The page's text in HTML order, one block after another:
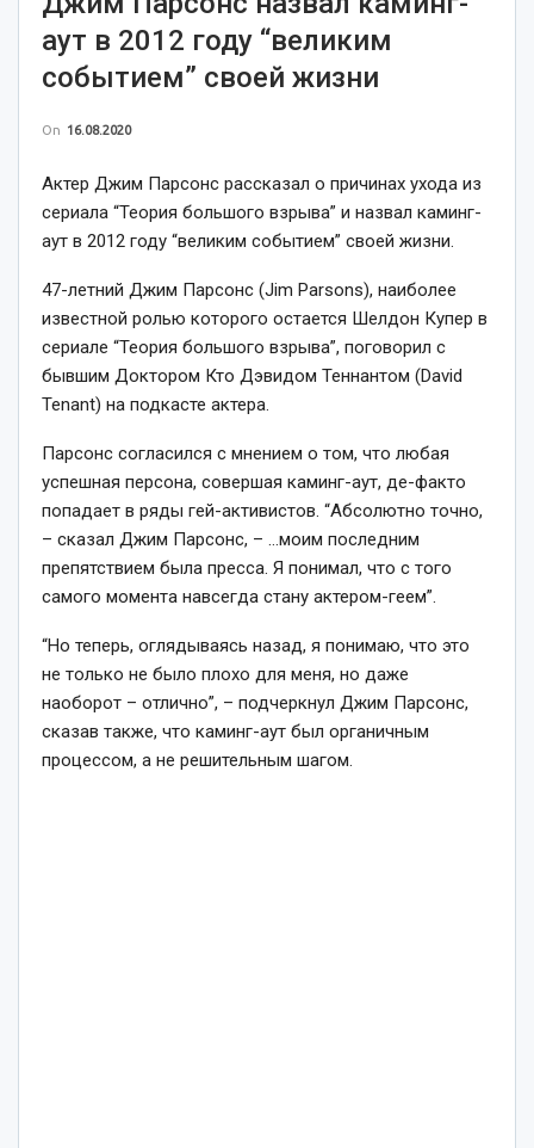
аут в 2012 году “великим
событием” своей жизни
On 16.08.2020
Актер Джим Парсонс рассказал о причинах ухода из
сериала “Теория большого взрыва” и назвал каминг-
аут в 2012 году “великим событием” своей жизни.
47-летний Джим Парсонс (Jim Parsons), наиболее
известной ролью которого остается Шелдон Купер в
сериале “Теория большого взрыва”, поговорил с
бывшим Доктором Кто Дэвидом Теннантом (David
Tenant) на подкасте актера.
Парсонс согласился с мнением о том, что любая
успешная персона, совершая каминг-аут, де-факто
попадает в ряды гей-активистов. “Абсолютно точно,
– сказал Джим Парсонс, – …моим последним
препятствием была пресса. Я понимал, что с того
самого момента навсегда стану актером-геем”.
“Но теперь, оглядываясь назад, я понимаю, что это
не только не было плохо для меня, но даже
наоборот – отлично”, – подчеркнул Джим Парсонс,
сказав также, что каминг-аут был органичным
процессом, а не решительным шагом.